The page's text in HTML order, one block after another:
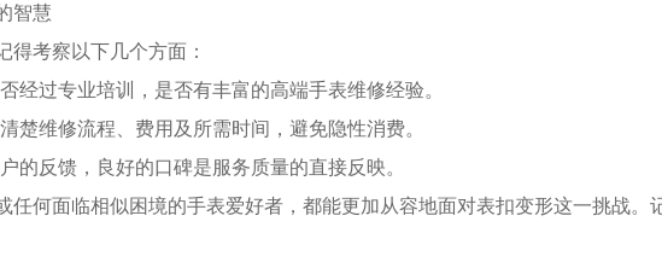
智慧
考察以下几个方面：
过专业培训，是否有丰富的高端手表维修经验。
维修流程、费用及所需时间，避免隐性消费。
反馈，良好的口碑是服务质量的直接反映。
面临相似困境的手表爱好者，都能更加从容地面对表扣变形这一挑战。